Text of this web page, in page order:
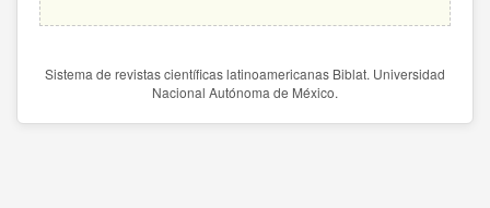
Sistema de revistas científicas latinoamericanas Biblat. Universidad
Nacional Autónoma de México.